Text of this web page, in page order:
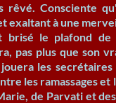
Consciente
exaltant à une
brisé le plafond
pas plus que son
les
les ramassages et
de Parvati et